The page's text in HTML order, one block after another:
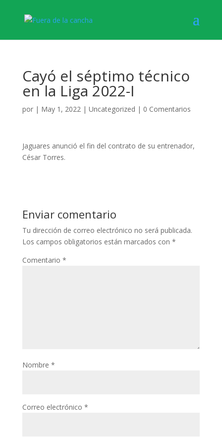
Cayó el séptimo técnico
en la Liga 2022-I
por | May 1, 2022| Uncategorized | 0 Comentarios
Jaguares anunció el fin del contrato de su entrenador,
César Torres.
Enviar comentario
Tu dirección de correo electrónico no será publicada.
Los campos obligatorios están marcados con *
Comentario *
Nombre *
Correo electrónico *